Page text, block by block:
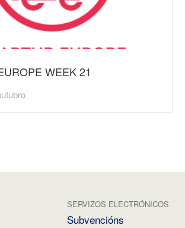
WEEK 21
SERVIZOS ELECTRÓNICOS
Subvencións